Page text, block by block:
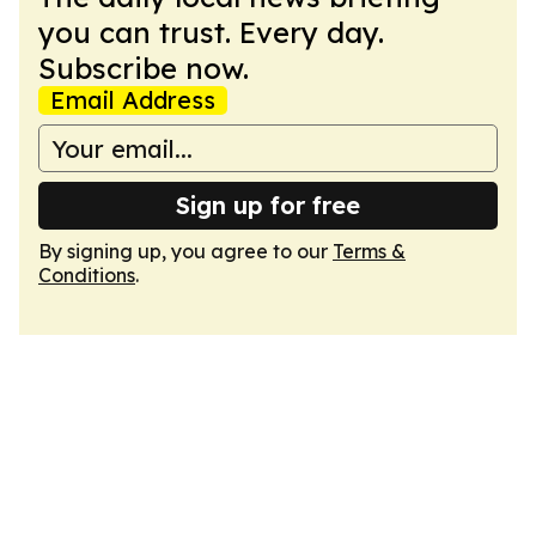
you can trust. Every day.
Subscribe now.
Email Address
Sign up for free
By signing up, you agree to our Terms &
Conditions.